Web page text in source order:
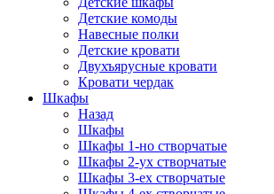
Детские комоды
Навесные полки
Детские кровати
Двухъярусные кровати
Кровати чердак
Шкафы
Назад
Шкафы
Шкафы 1-но створчатые
Шкафы 2-ух створчатые
Шкафы 3-ех створчатые